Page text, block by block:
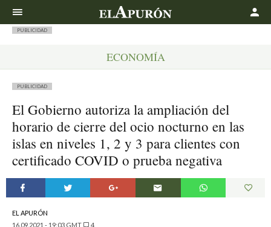
PUBLICIDAD
ECONOMÍA
PUBLICIDAD
El Gobierno autoriza la ampliación del
horario de cierre del ocio nocturno en las
islas en niveles 1, 2 y 3 para clientes con
certificado COVID o prueba negativa
EL APURÓN
16.09.2021 - 19:03 GMT
4